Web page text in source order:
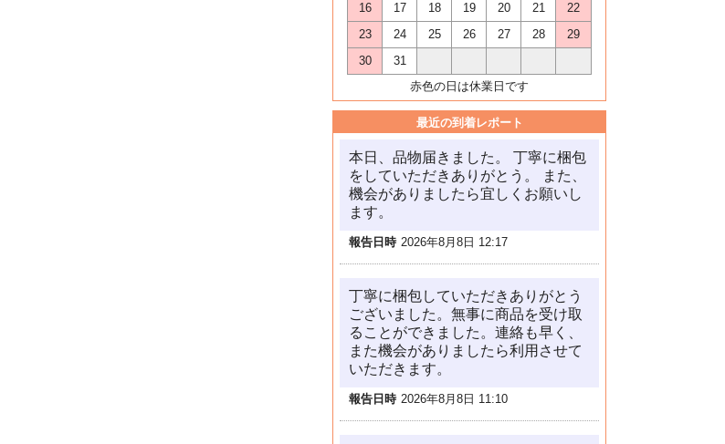
16
17 18 19 20 21
22
23
24 25 26 27 28
29
30
31
赤色の日は休業日です
最近の到着レポート
本日、品物届きました。 丁寧に梱包
をしていただきありがとう。 また、
機会がありましたら宜しくお願いし
ます。
報告日時 2026年8月8日 12:17
丁寧に梱包していただきありがとう
ございました。無事に商品を受け取
ることができました。連絡も早く、
また機会がありましたら利用させて
いただきます。
報告日時 2026年8月8日 11:10